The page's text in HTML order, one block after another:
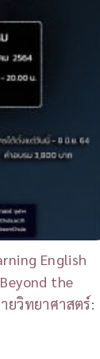
English
the
ยวิทยาศาสตร์: